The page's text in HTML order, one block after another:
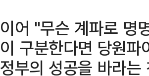
이어 "무슨 계파로 명
이 구분한다면 당원
정부의 성공을 바라